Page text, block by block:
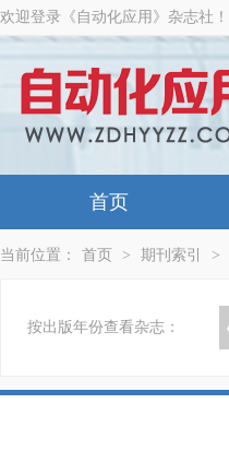
欢迎登录《自动化应用》杂志社！
首页
当前位置： 首页 > 期刊索引 >
按出版年份查看杂志：